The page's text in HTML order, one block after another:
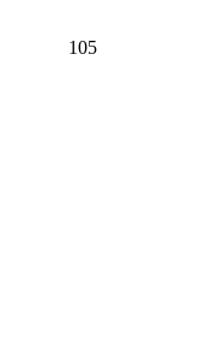
105